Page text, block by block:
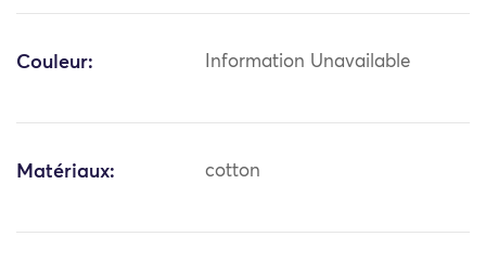
Couleur: Information Unavailable
Matériaux: cotton